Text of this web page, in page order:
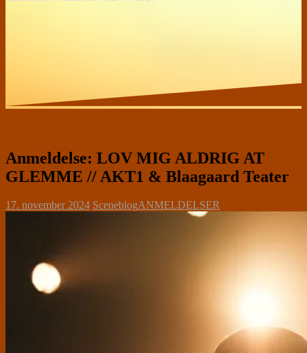
Anmeldelse: LOV MIG ALDRIG AT
GLEMME // AKT1 & Blaagaard Teater
17. november 2024 SceneblogANMELDELSER